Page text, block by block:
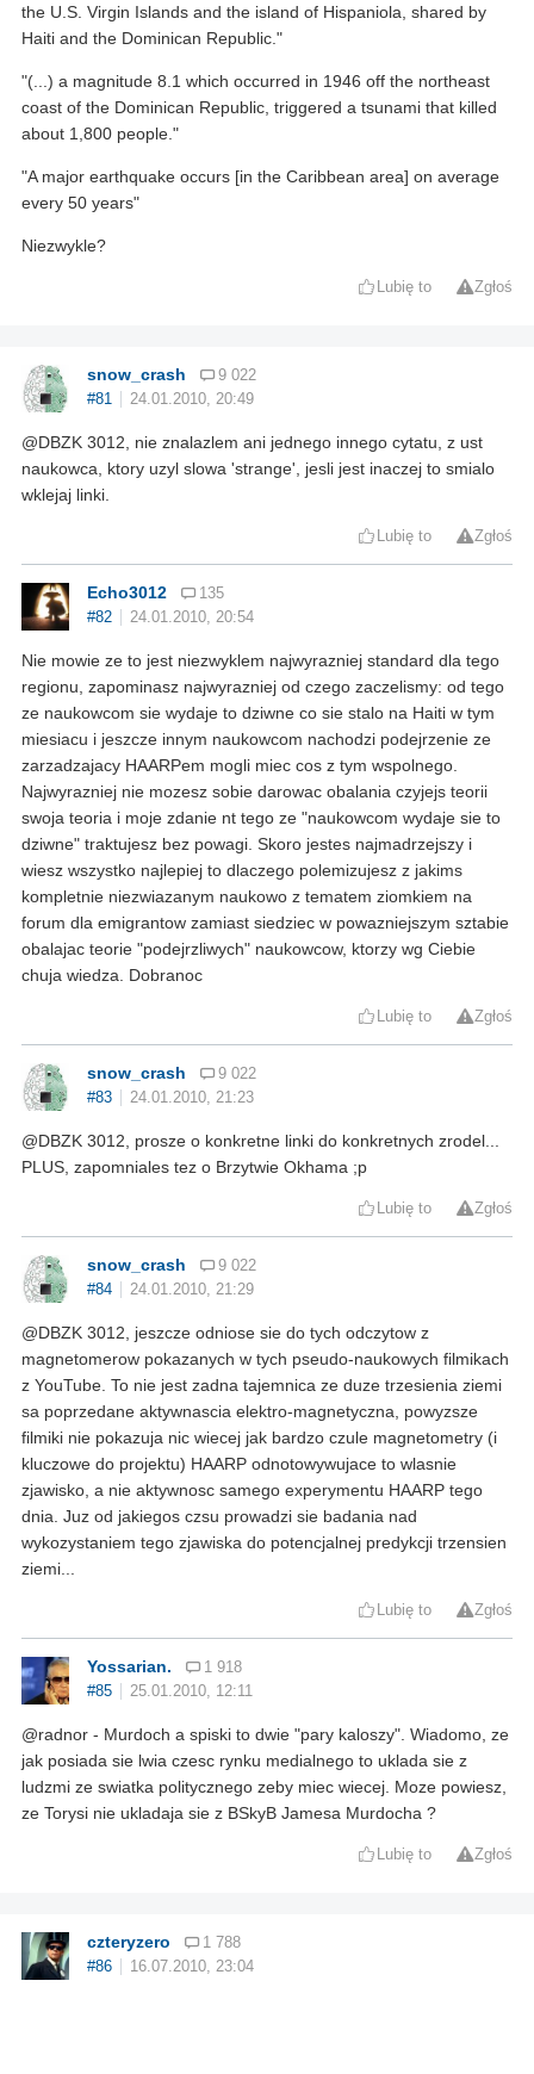
the U.S. Virgin Islands and the island of Hispaniola, shared by
Haiti and the Dominican Republic."
"(...) a magnitude 8.1 which occurred in 1946 off the northeast
coast of the Dominican Republic, triggered a tsunami that killed
about 1,800 people."
"A major earthquake occurs [in the Caribbean area] on average
every 50 years"
Niezwykle?
Lubię to Zgłoś
snow_crash
9 022
#81
24.01.2010, 20:49
@DBZK 3012, nie znalazlem ani jednego innego cytatu, z ust
naukowca, ktory uzyl slowa 'strange', jesli jest inaczej to smialo
wklejaj linki.
Lubię to Zgłoś
Echo3012
135
#82
24.01.2010, 20:54
Nie mowie ze to jest niezwyklem najwyrazniej standard dla tego
regionu, zapominasz najwyrazniej od czego zaczelismy: od tego
ze naukowcom sie wydaje to dziwne co sie stalo na Haiti w tym
miesiacu i jeszcze innym naukowcom nachodzi podejrzenie ze
zarzadzajacy HAARPem mogli miec cos z tym wspolnego.
Najwyrazniej nie mozesz sobie darowac obalania czyjejs teorii
swoja teoria i moje zdanie nt tego ze "naukowcom wydaje sie to
dziwne" traktujesz bez powagi. Skoro jestes najmadrzejszy i
wiesz wszystko najlepiej to dlaczego polemizujesz z jakims
kompletnie niezwiazanym naukowo z tematem ziomkiem na
forum dla emigrantow zamiast siedziec w powazniejszym sztabie
obalajac teorie "podejrzliwych" naukowcow, ktorzy wg Ciebie
chuja wiedza. Dobranoc
Lubię to Zgłoś
snow_crash
9 022
#83
24.01.2010, 21:23
@DBZK 3012, prosze o konkretne linki do konkretnych zrodel...
PLUS, zapomniales tez o Brzytwie Okhama ;p
Lubię to Zgłoś
snow_crash
9 022
#84
24.01.2010, 21:29
@DBZK 3012, jeszcze odniose sie do tych odczytow z
magnetomerow pokazanych w tych pseudo-naukowych filmikach
z YouTube. To nie jest zadna tajemnica ze duze trzesienia ziemi
sa poprzedane aktywnascia elektro-magnetyczna, powyzsze
filmiki nie pokazuja nic wiecej jak bardzo czule magnetometry (i
kluczowe do projektu) HAARP odnotowywujace to wlasnie
zjawisko, a nie aktywnosc samego experymentu HAARP tego
dnia. Juz od jakiegos czsu prowadzi sie badania nad
wykozystaniem tego zjawiska do potencjalnej predykcji trzensien
ziemi...
Lubię to Zgłoś
Yossarian.
1 918
#85
25.01.2010, 12:11
@radnor - Murdoch a spiski to dwie "pary kaloszy". Wiadomo, ze
jak posiada sie lwia czesc rynku medialnego to uklada sie z
ludzmi ze swiatka politycznego zeby miec wiecej. Moze powiesz,
ze Torysi nie ukladaja sie z BSkyB Jamesa Murdocha ?
Lubię to Zgłoś
czteryzero
1 788
#86
16.07.2010, 23:04